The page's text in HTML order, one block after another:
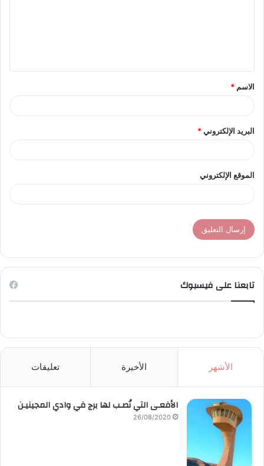
ق
*
الاسم *
البريد الإلكتروني*
الموقع الإلكتروني
تابعنا على فيسبوك
الأشهر الأخيرة تعليقات
الأفعـى التي نُصـب لها برج في وادي المجينيـن
26/08/2020